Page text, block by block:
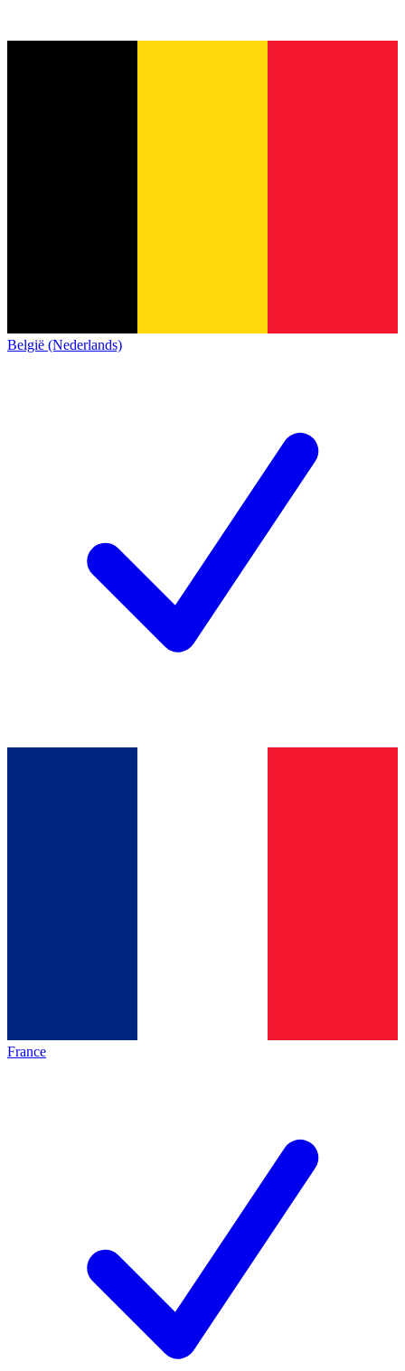
België (Nederlands)
France